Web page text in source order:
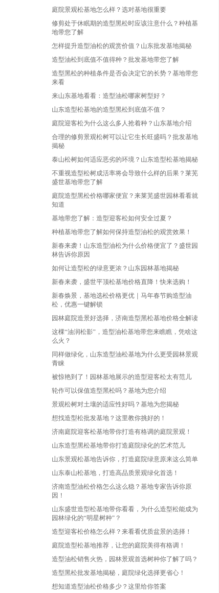
庭院景观松基地怎么样？选对基地很重要
修剪处于休眠期的造型黑松时应该注意什么？种植基
地带您了解
怎样提升造型油松的观赏价值？山东批发基地揭秘
造型油松到底值不值得种？批发基地带您了解
造型黑松的种植条件是否会决定它的长势？基地带您
来看
来山东基地看看：造型油松哪家树型好？
山东造型松基地的造型黑松到底值不值？
庭院迎客松为什么这么多人抢着种？山东基地介绍
合理的修剪景观松树可以让它生长旺盛吗？批发基地
揭秘
泰山松树如何适应恶劣的环境？山东造型松基地揭秘
不重视造型松树成活率将会导致什么样的后果？莱芜
盛世基地带您了解
庭院造型黑松价格哪家便宜？来莱芜盛世园林看看就
知道
基地带您了解：造型迎客松如何安全过夏？
种植基地带您了解如何保持造型油松的观赏效果！
新春来袭！山东造型油松为什么价格便宜了？盛世园
林告诉你原因
如何让造型松的绿意更浓？山东园林基地揭秘
新春来袭，盛世平顶松基地价格直降！快来选购！
新春焕景，基地选松价格更优｜马年春节购造型油
松，优惠一键解锁
园林庭院造景好选择，济南造型黑松基地价格全解读
这棵“油润松影”，造型油松基地带您来瞧瞧，凭啥这
么火？
同样做绿化，山东造型油松基地为什么更受园林景观
青睐
被惊艳到了！园林基地展示的造型迎客松太有范儿
轮作可以保值造型黑松吗？基地为您介绍
景观松树对土壤的适应性好吗？基地为您揭秘
想找造型松批发基地？这里教你挑好的！
济南庭院迎客松基地带你打造有格调的庭院景观！
山东造型黑松基地带你打造庭院绿化的艺术范儿
山东景观松基地告诉你，打造庭院绿意原来这么简单
山东泰山松基地，打造高品质景观绿化首选！
济南造型油松价格怎么这么稳？基地专家告诉你原
因！
山东盛世造型松基地带你看看，为什么造型松能成为
园林绿化的“明星树种”？
造型迎客松价格怎么样？来看看优质盆景的选择！
庭院造型松基地推荐，让您的庭院美得有格调！
造型油松销售火热，园林景观首选树种你了解了吗？
造型黑松批发基地揭秘，庭院绿化选择更省心！
想知道造型油松价格多少？这里给你答案